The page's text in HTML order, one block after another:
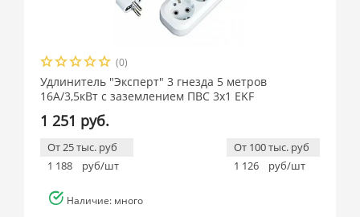
Производитель
EKF (9)
(0)
Удлинитель "Эксперт" 3 гнезда 5 метров
16А/3,5кВт с заземлением ПВС 3х1 EKF
1 251 руб.
От 25 тыс. руб
1 188
руб/шт
От 100 тыс. руб
1 126
руб/шт
Наличие: много